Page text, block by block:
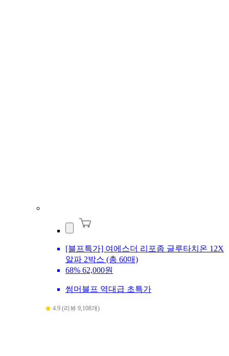
[블프특가] 여에스더 리포좀 글루타치온 12X
알파 2박스 (총 60매)
68% 62,000원
썸머블프 역대급 초특가
4.9 (리뷰 9,108개)